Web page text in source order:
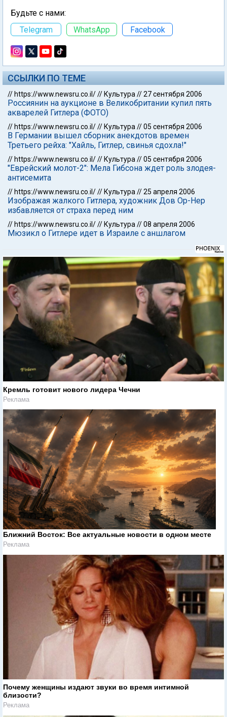
Будьте с нами:
Telegram
WhatsApp Facebook
ССЫЛКИ ПО ТЕМЕ
// https://www.newsru.co.il/// Культура //27 сентября 2006
Россиянин на аукционе в Великобритании купил пять
акварелей Гитлера (ФОТО)
// https://www.newsru.co.il/// Культура //05 сентября 2006
В Германии вышел сборник анекдотов времен
Третьего рейха: "Хайль, Гитлер, свинья сдохла!"
// https://www.newsru.co.il/// Культура //05 сентября 2006
"Еврейский молот-2": Мела Гибсона ждет роль злодея-
антисемита
// https://www.newsru.co.il/// Культура //25 апреля 2006
Изображая жалкого Гитлера, художник Дов Ор-Нер
избавляется от страха перед ним
// https://www.newsru.co.il/// Культура //08 апреля 2006
Мюзикл о Гитлере идет в Израиле с аншлагом
Кремль готовит нового лидера Чечни
Реклама
Ближний Восток: Все актуальные новости в одном месте
Реклама
Почему женщины издают звуки во время интимной
близости?
Реклама